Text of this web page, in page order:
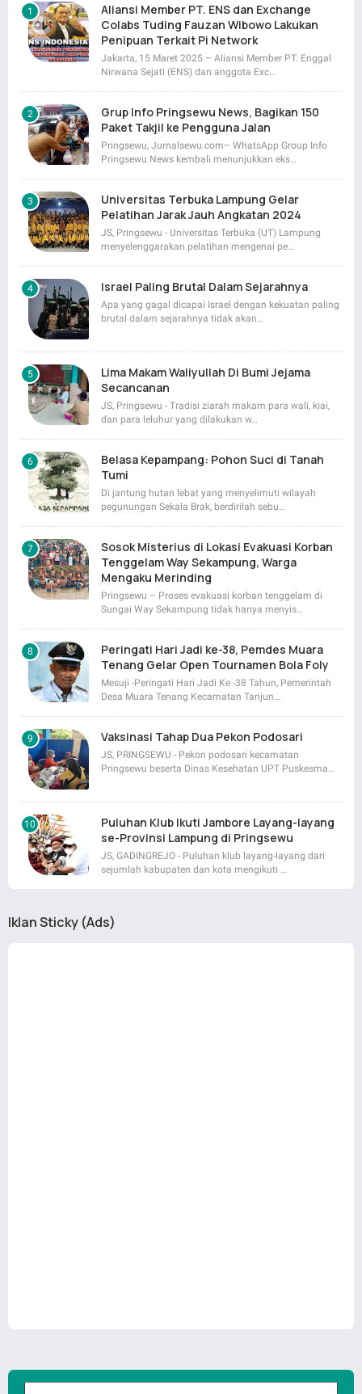
Aliansi Member PT. ENS dan Exchange
Colabs Tuding Fauzan Wibowo Lakukan
Penipuan Terkait Pi Network
Jakarta, 15 Maret 2025 – Aliansi Member PT. Enggal
Nirwana Sejati (ENS) dan anggota Exc…
Grup Info Pringsewu News, Bagikan 150
Paket Takjil ke Pengguna Jalan
Pringsewu, Jurnalsewu.com– WhatsApp Group Info
Pringsewu News kembali menunjukkan eks…
Universitas Terbuka Lampung Gelar
Pelatihan Jarak Jauh Angkatan 2024
JS, Pringsewu - Universitas Terbuka (UT) Lampung
menyelenggarakan pelatihan mengenai pe…
Israel Paling Brutal Dalam Sejarahnya
Apa yang gagal dicapai Israel dengan kekuatan paling
brutal dalam sejarahnya tidak akan…
Lima Makam Waliyullah Di Bumi Jejama
Secancanan
JS, Pringsewu - Tradisi ziarah makam para wali, kiai,
dan para leluhur yang dilakukan w…
Belasa Kepampang: Pohon Suci di Tanah
Tumi
Di jantung hutan lebat yang menyelimuti wilayah
pegunungan Sekala Brak, berdirilah sebu…
Sosok Misterius di Lokasi Evakuasi Korban
Tenggelam Way Sekampung, Warga
Mengaku Merinding
Pringsewu – Proses evakuasi korban tenggelam di
Sungai Way Sekampung tidak hanya menyis…
Peringati Hari Jadi ke-38, Pemdes Muara
Tenang Gelar Open Tournamen Bola Foly
Mesuji -Peringati Hari Jadi Ke -38 Tahun, Pemerintah
Desa Muara Tenang Kecamatan Tanjun…
Vaksinasi Tahap Dua Pekon Podosari
JS, PRINGSEWU - Pekon podosari kecamatan
Pringsewu beserta Dinas Kesehatan UPT Puskesma…
Puluhan Klub Ikuti Jambore Layang-layang
se-Provinsi Lampung di Pringsewu
JS, GADINGREJO - Puluhan klub layang-layang dari
sejumlah kabupaten dan kota mengikuti …
Iklan Sticky (Ads)